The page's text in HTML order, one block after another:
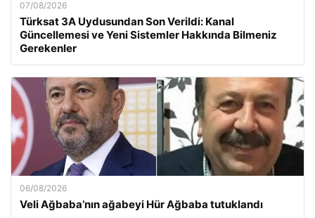
07/08/2026
Türksat 3A Uydusundan Son Verildi: Kanal
Güncellemesi ve Yeni Sistemler Hakkında Bilmeniz
Gerekenler
06/08/2026
Veli Ağbaba’nın ağabeyi Hür Ağbaba tutuklandı